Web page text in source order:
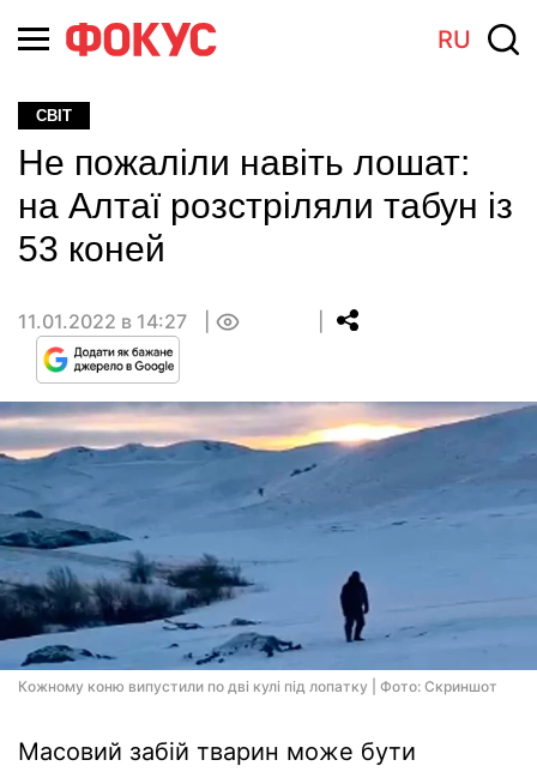
RU
СВІТ
Не пожаліли навіть лошат:
на Алтаї розстріляли табун із
53 коней
11.01.2022 в 14:27
Кожному коню випустили по дві кулі під лопатку | Фото: Скриншот
Масовий забій тварин може бути